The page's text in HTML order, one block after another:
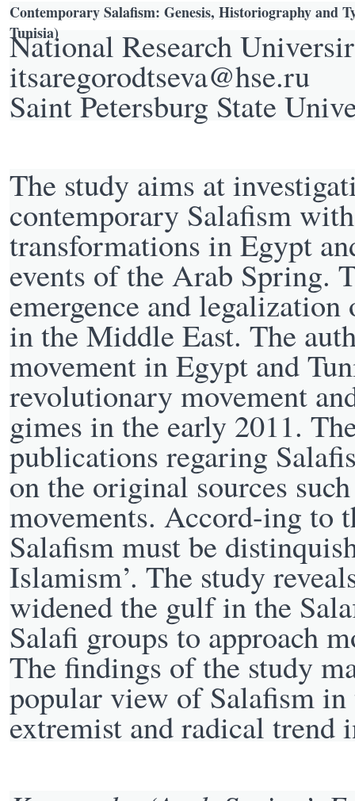
Contemporary Salafism: Genesis, Historiography and
Tunisia)
National Research
itsaregorodtseva@hse.ru
Saint Petersburg State
The study aims at
contemporary Salafism
transformations in Egypt
events of the Arab Spring.
emergence and
in the Middle East. The
movement in Egypt and
revolutionary movement
gimes in the early 2011.
publications regaring
on the original sources
movements. Accord-ing to
Salafism must be
Islamism’. The study
widened the gulf in the
Salafi groups to approach
The findings of the study
popular view of Salafism
extremist and radical trend